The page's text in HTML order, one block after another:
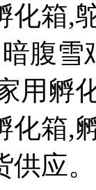
化箱,
腹
用孵
化箱,
应。